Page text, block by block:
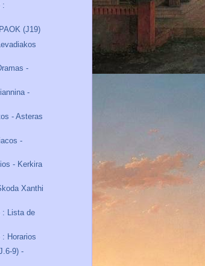
:
(J19)
-
-
- Asteras
-
- Kerkira
Xanthi
: Lista de
: Horarios
9) -